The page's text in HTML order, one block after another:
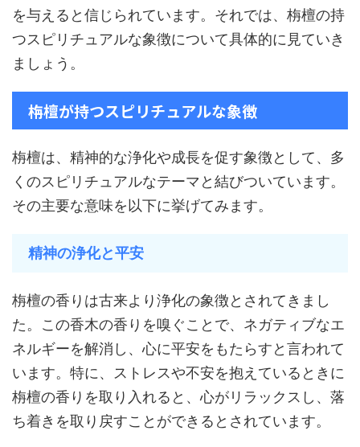
を与えると信じられています。それでは、栴檀の持
つスピリチュアルな象徴について具体的に見ていき
ましょう。
栴檀が持つスピリチュアルな象徴
栴檀は、精神的な浄化や成長を促す象徴として、多
くのスピリチュアルなテーマと結びついています。
その主要な意味を以下に挙げてみます。
精神の浄化と平安
栴檀の香りは古来より浄化の象徴とされてきまし
た。この香木の香りを嗅ぐことで、ネガティブなエ
ネルギーを解消し、心に平安をもたらすと言われて
います。特に、ストレスや不安を抱えているときに
栴檀の香りを取り入れると、心がリラックスし、落
ち着きを取り戻すことができるとされています。